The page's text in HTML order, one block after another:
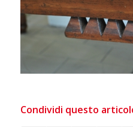
Condividi questo